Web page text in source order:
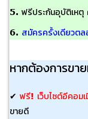
5. ฟรีประกันอุบัติเหตุ
6. สมัครครั้งเดียวต
หากต้องการขา
✔ ฟรี! เว็บไซต์อีคอม
ขายดี